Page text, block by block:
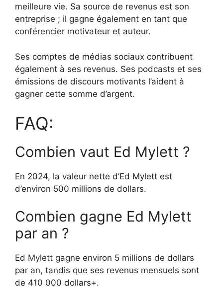
meilleure vie. Sa source de revenus est son
entreprise ; il gagne également en tant que
conférencier motivateur et auteur.
Ses comptes de médias sociaux contribuent
également à ses revenus. Ses podcasts et ses
émissions de discours motivants l’aident à
gagner cette somme d’argent.
FAQ:
Combien vaut Ed Mylett ?
En 2024, la valeur nette d’Ed Mylett est
d’environ 500 millions de dollars.
Combien gagne Ed Mylett
par an ?
Ed Mylett gagne environ 5 millions de dollars
par an, tandis que ses revenus mensuels sont
de 410 000 dollars+.